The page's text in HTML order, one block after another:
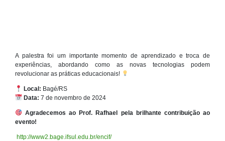
A palestra foi um importante momento de aprendizado e troca de
experiências, abordando como as novas tecnologias podem
revolucionar as práticas educacionais!
Local: Bagé/RS
Data: 7 de novembro de 2024
Agradecemos ao Prof. Rafhael pela brilhante contribuição ao
evento!
http://www2.bage.ifsul.edu.br/encif/